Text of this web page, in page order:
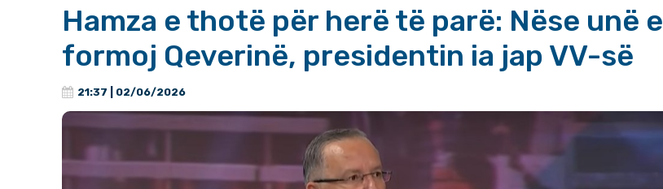
Hamza e thotë për herë të parë: Nëse unë e
formoj Qeverinë, presidentin ia jap VV-së
21:37 | 02/06/2026